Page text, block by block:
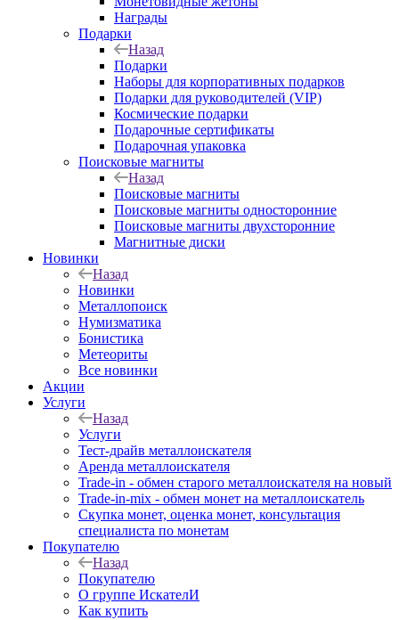
Награды
Подарки
Назад
Подарки
Наборы для корпоративных подарков
Подарки для руководителей (VIP)
Космические подарки
Подарочные сертификаты
Подарочная упаковка
Поисковые магниты
Назад
Поисковые магниты
Поисковые магниты односторонние
Поисковые магниты двухсторонние
Магнитные диски
Новинки
Назад
Новинки
Металлопоиск
Нумизматика
Бонистика
Метеориты
Все новинки
Акции
Услуги
Назад
Услуги
Тест-драйв металлоискателя
Аренда металлоискателя
Trade-in - обмен старого металлоискателя на новый
Trade-in-mix - обмен монет на металлоискатель
Скупка монет, оценка монет, консультация
специалиста по монетам
Покупателю
Назад
Покупателю
О группе ИскателИ
Как купить